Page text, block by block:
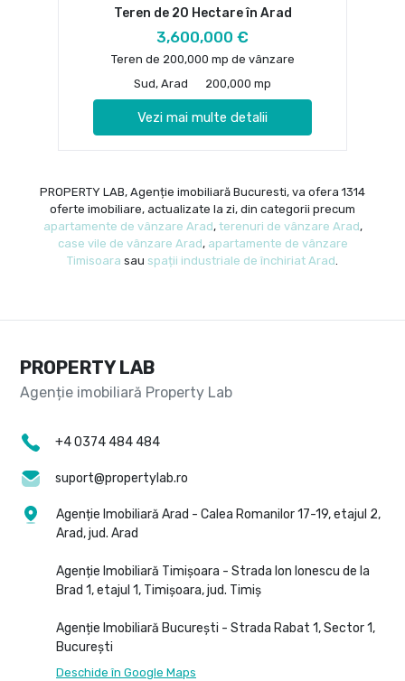
Teren de 20 Hectare în Arad
3,600,000 €
Teren de 200,000 mp de vânzare
Sud, Arad
200,000 mp
Vezi mai multe detalii
PROPERTY LAB, Agenție imobiliară Bucuresti, va ofera 1314
oferte imobiliare, actualizate la zi, din categorii precum
apartamente de vânzare Arad, terenuri de vânzare Arad,
case vile de vânzare Arad, apartamente de vânzare
Timisoara sau spații industriale de închiriat Arad
PROPERTY LAB
+4 0374 484 484
suport@propertylab.ro
Agenție Imobiliară Arad - Calea Romanilor 17-19, etajul 2,
Arad, jud. Arad
Agenție Imobiliară Timișoara - Strada Ion Ionescu de la
Brad 1, etajul 1, Timișoara, jud. Timiș
Agenție Imobiliară București - Strada Rabat 1, Sector 1,
București
Deschide în Google Maps